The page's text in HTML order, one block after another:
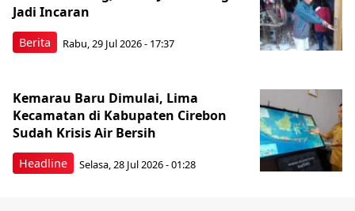
Berita
Jadi Incaran
Rabu, 29 Jul 2026 - 17:37
Headline
Kemarau Baru Dimulai, Lima
Kecamatan di Kabupaten Cirebon
Sudah Krisis Air Bersih
Selasa, 28 Jul 2026 - 01:28